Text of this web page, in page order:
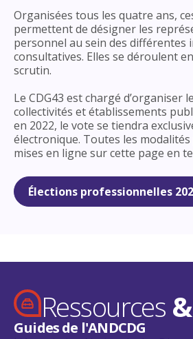
Rechercher
Organisées tous les quatre ans,
permettent de désigner les
personnel au sein des différentes
consultatives. Elles se déroulent
scrutin.
Le CDG43 est chargé d’organiser
collectivités et établissements
en 2022, le vote se tiendra
électronique. Toutes les
mises en ligne sur cette page en
Élections professionnelles
Ressources
Guides de l'ANDCDG
Se connecter
Mot de passe
Se connecter